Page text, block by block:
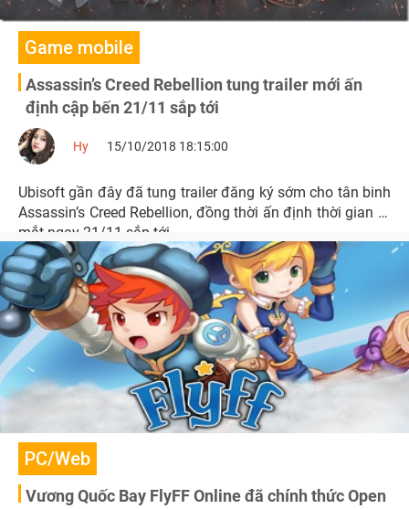
Game mobile
Assassin’s Creed Rebellion tung trailer mới ấn
định cập bến 21/11 sắp tới
Hy 15/10/2018 18:15:00
Ubisoft gần đây đã tung trailer đăng ký sớm cho tân binh
Assassin’s Creed Rebellion, đồng thời ấn định thời gian ra
mắt ngay 21/11 sắp tới.
PC/Web
Vương Quốc Bay FlyFF Online đã chính thức Open